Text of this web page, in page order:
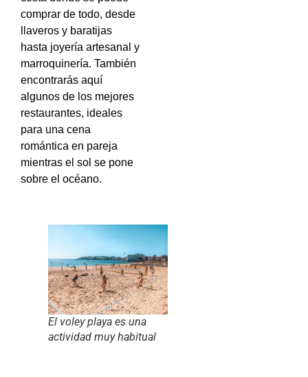
comprar de todo, desde
llaveros y baratijas
hasta joyería artesanal y
marroquinería. También
encontrarás aquí
algunos de los mejores
restaurantes, ideales
para una cena
romántica en pareja
mientras el sol se pone
sobre el océano.
El voley playa es una
actividad muy habitual